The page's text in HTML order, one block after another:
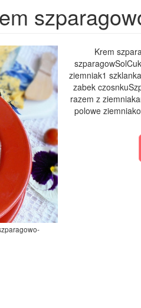
Krem
ziemniak1
zabek
razem z
polowe